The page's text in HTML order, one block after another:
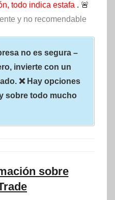
todo indica estafa . 🚨
y no recomendable
no es segura –
invierte con un
❌ Hay opciones
sobre todo mucho
sobre